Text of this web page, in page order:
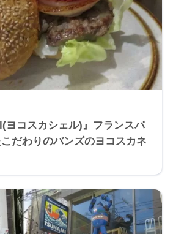
ヨコスカシェル)』フランスパ
だわりのバンズのヨコスカネ